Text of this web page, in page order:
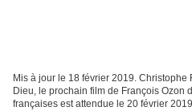
Mis à jour le 18 février 2019.
Dieu, le prochain film de François Ozon
françaises est attendue le 20 février